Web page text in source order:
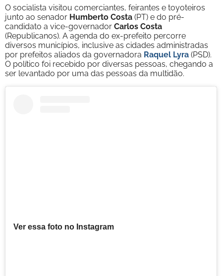
O socialista visitou comerciantes, feirantes e toyoteiros
junto ao senador Humberto Costa (PT) e do pré-
candidato a vice-governador Carlos Costa
(Republicanos). A agenda do ex-prefeito percorre
diversos municípios, inclusive as cidades administradas
por prefeitos aliados da governadora Raquel Lyra (PSD).
O político foi recebido por diversas pessoas, chegando a
ser levantado por uma das pessoas da multidão.
Ver essa foto no Instagram